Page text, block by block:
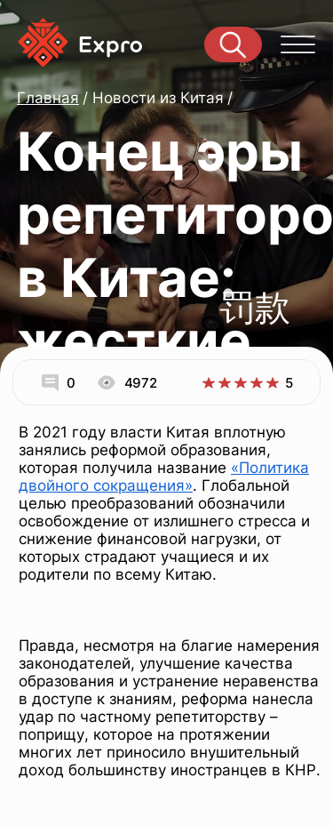
罚款
Главная Новости из Китая
Конец эры
репетиторов
в Китае:
жесткие
штрафы
для
0 4972 5
В 2021 году власти Китая вплотную
занялись реформой образования,
которая получила название «Политика
двойного сокращения». Глобальной
целью преобразований обозначили
освобождение от излишнего стресса и
снижение финансовой нагрузки, от
которых страдают учащиеся и их
родители по всему Китаю.
Правда, несмотря на благие намерения
законодателей, улучшение качества
образования и устранение неравенства
в доступе к знаниям, реформа нанесла
удар по частному репетиторству –
поприщу, которое на протяжении
многих лет приносило внушительный
доход большинству иностранцев в КНР.